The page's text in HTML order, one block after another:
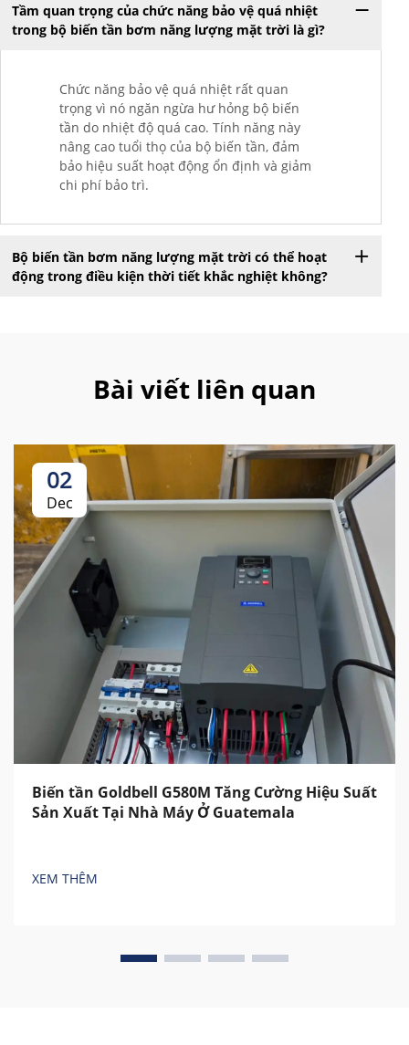
Tầm quan trọng của chức năng bảo vệ quá nhiệt
trong bộ biến tần bơm năng lượng mặt trời là gì?
Chức năng bảo vệ quá nhiệt rất quan
trọng vì nó ngăn ngừa hư hỏng bộ biến
tần do nhiệt độ quá cao. Tính năng này
nâng cao tuổi thọ của bộ biến tần, đảm
bảo hiệu suất hoạt động ổn định và giảm
chi phí bảo trì.
Bộ biến tần bơm năng lượng mặt trời có thể hoạt
động trong điều kiện thời tiết khắc nghiệt không?
Bài viết liên quan
02
Dec
Biến tần Goldbell G580M Tăng Cường Hiệu Suất
Sản Xuất Tại Nhà Máy Ở Guatemala
XEM THÊM